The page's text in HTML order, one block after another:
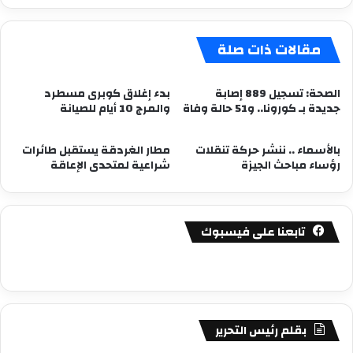
مقالات ذات صلة
الصحة: تسجيل 889 إصابة
جديدة بـ كورونا.. و51 حالة وفاة
بدء إغلاق كوبرى مسطرد
والمرج 10 أيام للصيانة
بالأسماء .. ننشر حركة تنقلات
رؤساء مباحث الجيزة
مطار الغردقة يستقبل طائرات
شراعية لمتحدى الإعاقة
تابعنا على فيسبوك
بقلم رئيس التحرير